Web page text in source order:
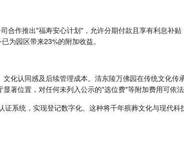
合作推出"福寿安心计划"，允许分期付款且享有利息补
为园区带来23%的附加收益。
化认同感及后续管理成本。 清东陵万佛园在传统文化传
著位置，对任何未列入公示的"选位费"等附加费用可依法
系统，实现登记数字化。这种将千年殡葬文化与现代